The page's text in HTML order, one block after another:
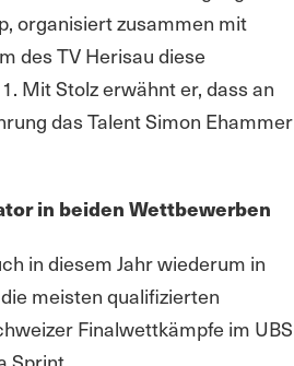
organisiert zusammen mit
des TV Herisau diese
Mit Stolz erwähnt er, dass an
das Talent Simon Ehammer
in beiden Wettbewerben
in diesem Jahr wiederum in
meisten qualifizierten
Finalwettkämpfe im UBS